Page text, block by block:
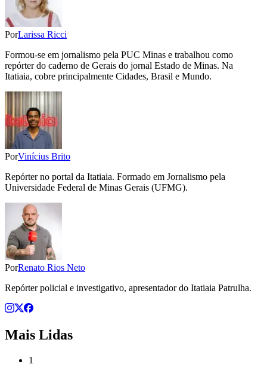
PorLarissa Ricci
Formou-se em jornalismo pela PUC Minas e trabalhou como
repórter do caderno de Gerais do jornal Estado de Minas. Na
Itatiaia, cobre principalmente Cidades, Brasil e Mundo.
PorVinícius Brito
Repórter no portal da Itatiaia. Formado em Jornalismo pela
Universidade Federal de Minas Gerais (UFMG).
PorRenato Rios Neto
Repórter policial e investigativo, apresentador do Itatiaia Patrulha.
Mais Lidas
1